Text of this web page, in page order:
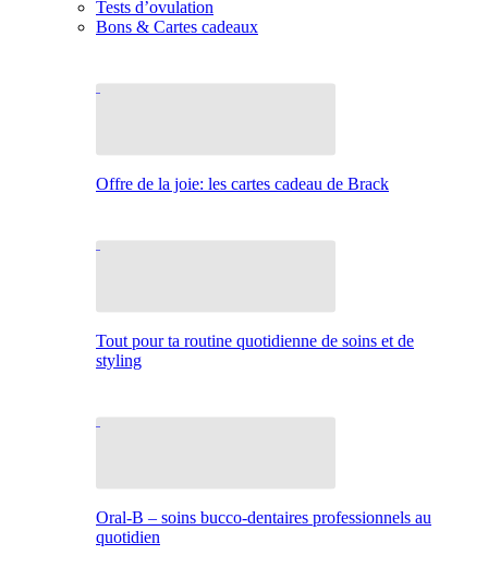
Tests d’ovulation
Bons & Cartes cadeaux
Offre de la joie: les cartes cadeau de Brack
Tout pour ta routine quotidienne de soins et de
styling
Oral-B – soins bucco-dentaires professionnels au
quotidien